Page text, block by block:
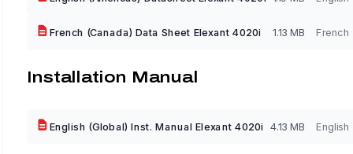
French (Canada) Data Sheet Elexant 4020i 1.13 MB French
Installation Manual
English (Global) Inst. Manual Elexant 4020i 4.13 MB English